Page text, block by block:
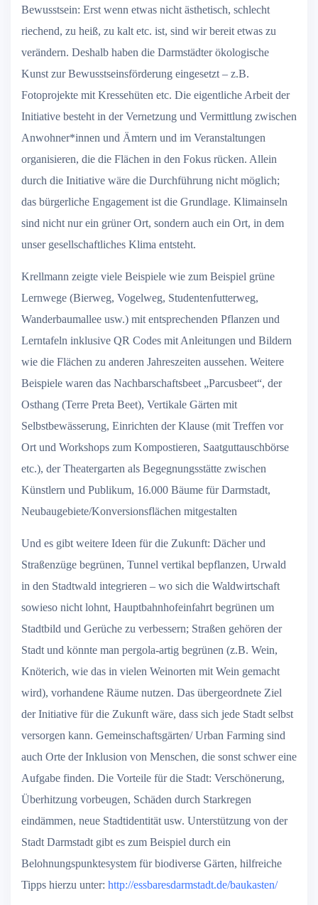
Bewusstsein: Erst wenn etwas nicht ästhetisch, schlecht
riechend, zu heiß, zu kalt etc. ist, sind wir bereit etwas zu
verändern. Deshalb haben die Darmstädter ökologische
Kunst zur Bewusstseinsförderung eingesetzt – z.B.
Fotoprojekte mit Kressehüten etc. Die eigentliche Arbeit der
Initiative besteht in der Vernetzung und Vermittlung zwischen
Anwohner*innen und Ämtern und im Veranstaltungen
organisieren, die die Flächen in den Fokus rücken. Allein
durch die Initiative wäre die Durchführung nicht möglich;
das bürgerliche Engagement ist die Grundlage. Klimainseln
sind nicht nur ein grüner Ort, sondern auch ein Ort, in dem
unser gesellschaftliches Klima entsteht.
Krellmann zeigte viele Beispiele wie zum Beispiel grüne
Lernwege (Bierweg, Vogelweg, Studentenfutterweg,
Wanderbaumallee usw.) mit entsprechenden Pflanzen und
Lerntafeln inklusive QR Codes mit Anleitungen und Bildern
wie die Flächen zu anderen Jahreszeiten aussehen. Weitere
Beispiele waren das Nachbarschaftsbeet „Parcusbeet“, der
Osthang (Terre Preta Beet), Vertikale Gärten mit
Selbstbewässerung, Einrichten der Klause (mit Treffen vor
Ort und Workshops zum Kompostieren, Saatguttauschbörse
etc.), der Theatergarten als Begegnungsstätte zwischen
Künstlern und Publikum, 16.000 Bäume für Darmstadt,
Neubaugebiete/Konversionsflächen mitgestalten
Und es gibt weitere Ideen für die Zukunft: Dächer und
Straßenzüge begrünen, Tunnel vertikal bepflanzen, Urwald
in den Stadtwald integrieren – wo sich die Waldwirtschaft
sowieso nicht lohnt, Hauptbahnhofeinfahrt begrünen um
Stadtbild und Gerüche zu verbessern; Straßen gehören der
Stadt und könnte man pergola-artig begrünen (z.B. Wein,
Knöterich, wie das in vielen Weinorten mit Wein gemacht
wird), vorhandene Räume nutzen. Das übergeordnete Ziel
der Initiative für die Zukunft wäre, dass sich jede Stadt selbst
versorgen kann. Gemeinschaftsgärten/ Urban Farming sind
auch Orte der Inklusion von Menschen, die sonst schwer eine
Aufgabe finden. Die Vorteile für die Stadt: Verschönerung,
Überhitzung vorbeugen, Schäden durch Starkregen
eindämmen, neue Stadtidentität usw. Unterstützung von der
Stadt Darmstadt gibt es zum Beispiel durch ein
Belohnungspunktesystem für biodiverse Gärten, hilfreiche
Tipps hierzu unter: http://essbaresdarmstadt.de/baukasten/